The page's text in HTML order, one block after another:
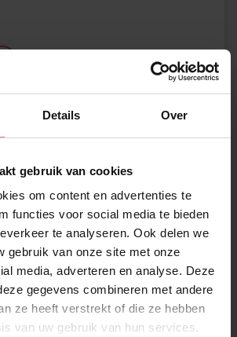
Details Over
gebruik van cookies
om content en advertenties te
functies voor social media te bieden
te analyseren. Ook delen we
gebruik van onze site met onze
media, adverteren en analyse. Deze
gegevens combineren met andere
ze heeft verstrekt of die ze hebben
van uw gebruik van hun services.